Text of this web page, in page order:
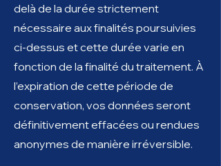
delà de la durée strictement
nécessaire aux finalités poursuivies
ci-dessus et cette durée varie en
fonction de la finalité du traitement. À
l’expiration de cette période de
conservation, vos données seront
définitivement effacées ou rendues
anonymes de manière irréversible.